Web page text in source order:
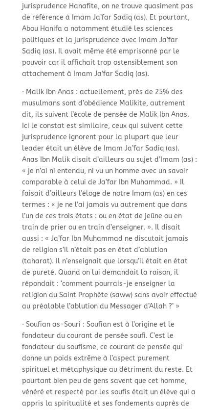
jurisprudence Hanafite, on ne trouve quasiment pas
de référence à Imam Ja’far Sadiq (as). Et pourtant,
Abou Hanifa a notamment étudié les sciences
politiques et la jurisprudence avec Imam Ja’far
Sadiq (as). Il avait même été emprisonné par le
pouvoir car il affichait trop ostensiblement son
attachement à Imam Ja’far Sadiq (as).
· Malik Ibn Anas : actuellement, près de 25% des
musulmans sont d’obédience Malikite, autrement
dit, ils suivent l’école de pensée de Malik Ibn Anas.
Ici le constat est similaire, ceux qui suivent cette
jurisprudence ignorent pour la plupart que leur
leader était un élève de Imam Ja’far Sadiq (as).
Anas Ibn Malik disait d’ailleurs au sujet d’Imam (as) :
« je n’ai ni entendu, ni vu un homme avec un savoir
comparable à celui de Ja’far Ibn Muhammad. » Il
faisait d’ailleurs l’éloge de notre Imam (as) en ces
termes : « je ne l’ai jamais vu autrement que dans
l’un de ces trois états : ou en état de jeûne ou en
train de prier ou en train d’enseigner. ». Il disait
aussi : « Ja’far Ibn Muhammad ne discutait jamais
de religion s’il n’était pas en état d’ablution
(taharat). Il n’enseignait que lorsqu’il était en état
de pureté. Quand on lui demandait la raison, il
répondait : ‘comment pourrais-je enseigner la
religion du Saint Prophète (saww) sans avoir effectué
au préalable l’ablution du Messager d’Allah ?’ »
· Soufian as-Souri : Soufian est à l’origine et le
fondateur du courant de pensée soufi. C’est le
fondateur du soufisme, ce courant de pensée qui
donne un poids extrême à l’aspect purement
spirituel et métaphysique au détriment du reste. Et
pourtant bien peu de gens savent que cet homme,
vénéré et respecté par les soufis était un élève qui a
appris la spiritualité et ses fondements auprès de